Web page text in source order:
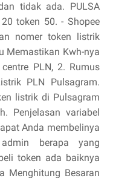
tidak ada. PULSA
token 50. - Shopee
nomer token listrik
Memastikan Kwh-nya
PLN, 2. Rumus
PLN Pulsagram.
listrik di Pulsagram
Penjelasan variabel
Anda membelinya
berapa yang
token ada baiknya
Menghitung Besaran